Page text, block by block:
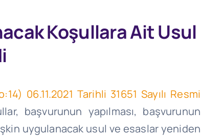
Koşullara Ait Usul
06.11.2021 Tarihli 31651 Sayılı Resmi
başvurunun yapılması, başvurunun
uygulanacak usul ve esaslar yeniden